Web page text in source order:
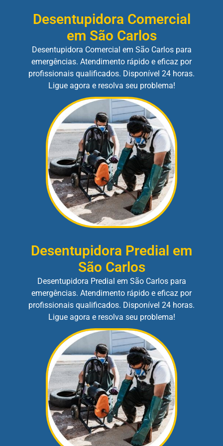
Desentupidora Comercial
em São Carlos
Desentupidora Comercial em São Carlos para
emergências. Atendimento rápido e eficaz por
profissionais qualificados. Disponível 24 horas.
Ligue agora e resolva seu problema!
Desentupidora Predial em
São Carlos
Desentupidora Predial em São Carlos para
emergências. Atendimento rápido e eficaz por
profissionais qualificados. Disponível 24 horas.
Ligue agora e resolva seu problema!